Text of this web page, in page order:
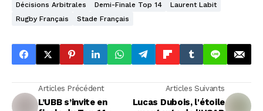
Décisions Arbitrales Demi-Finale Top 14
Laurent Labit
Rugby Français
Stade Français
Articles Précédent
L’UBB s’invite en
Articles Suivants
Lucas Dubois, l'étoile